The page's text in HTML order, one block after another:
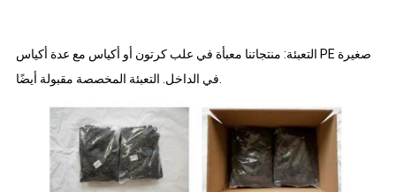
التعبئة: منتجاتنا معبأة في علب كرتون أو أكياس مع عدة أكياس PE صغيرة